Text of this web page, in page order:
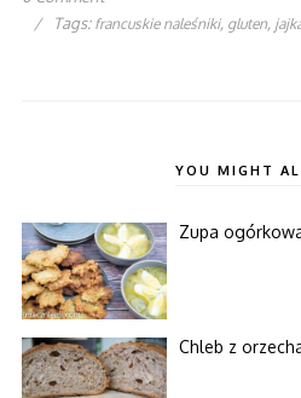
/
Tags: francuskie naleśniki, gluten,
YOU MIGHT
Zupa
Chleb z